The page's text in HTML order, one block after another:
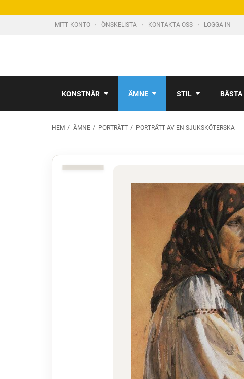
MITT KONTO ÖNSKELISTA KONTAKTA OSS LOGGA IN
KONSTNÄR ÄMNE STIL BÄSTA
HEM ÄMNE PORTRÄTT PORTRÄTT AV EN SJUKSKÖTERSKA